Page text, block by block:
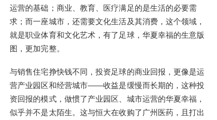
运营的基础；商业、教育、医疗满足的是生活的必要需
求；而一座城市，还需要文化生活及其消费，这个领域，
就是职业体育和文化艺术，有了足球，华夏幸福的生意版
图，更加完整。
与销售住宅挣快钱不同，投资足球的商业回报，更像是运
营产业园区和经营城市——收益是缓慢而长期的，这种投
资回报的模式，做惯了产业园区、城市运营的华夏幸福，
似乎并不是太陌生。这与恒大在收购了广州医药，且打出